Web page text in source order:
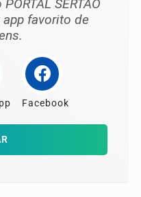
SERTÃO
app favorito de
Facebook